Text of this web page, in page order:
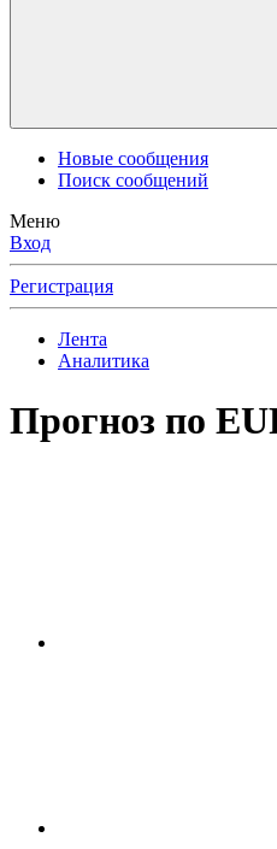
Новые сообщения
Поиск сообщений
Меню
Вход
Регистрация
Лента
Аналитика
Прогноз по